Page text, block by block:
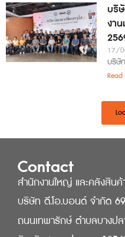
บริ
งา
17/
บริษั
Contact
สำนักงานใหญ่ และคลังสินค้
บริษัท ดี.โอ.บอนด์ จำกัด
ถนนเทพารักษ์ ตำบลบางป